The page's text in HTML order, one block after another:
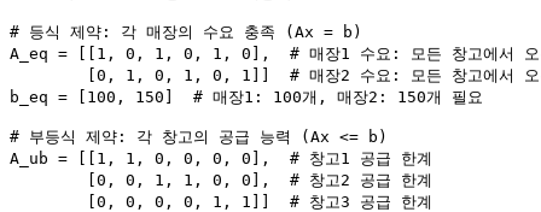
# 등식 제약: 각 매장의 수요 충족 (Ax = b)
A_eq = [[ 1 , 0 , 1 , 0 , 1 , 0 ], # 매장1 수요: 모든 창고에서
        [
0 , 1 , 0 , 1 , 0 , 1 ]] # 매장2 수요: 모든 창고에서
b_eq = [ 100 , 150 ] # 매장1: 100개, 매장2: 150개 필요
# 부등식 제약: 각 창고의 공급 능력 (Ax <= b)
A_ub = [[ 1 , 1 , 0 , 0 , 0 , 0 ], # 창고1 공급 한계
        [
0 , 0 , 1 , 1 , 0 , 0 ], # 창고2 공급 한계
        [
0 , 0 , 0 , 0 , 1 , 1 ]] # 창고3 공급 한계